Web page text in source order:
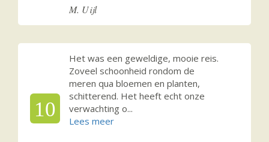
M. Uijl
10
Het was een geweldige, mooie reis.
Zoveel schoonheid rondom de
meren qua bloemen en planten,
schitterend. Het heeft echt onze
verwachting o...